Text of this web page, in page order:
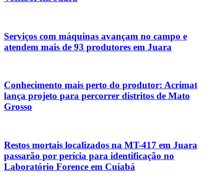
Serviços com máquinas avançam no campo e
atendem mais de 93 produtores em Juara
Conhecimento mais perto do produtor: Acrimat
lança projeto para percorrer distritos de Mato
Grosso
Restos mortais localizados na MT-417 em Juara
passarão por perícia para identificação no
Laboratório Forence em Cuiabá